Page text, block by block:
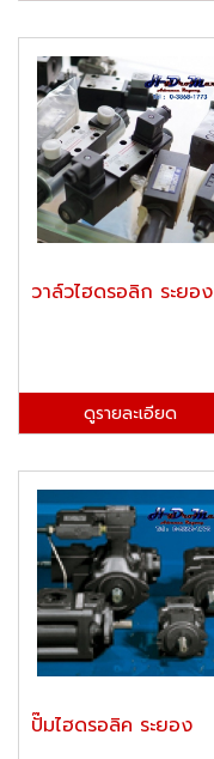
วาล์วไฮดรอลิก ระยอง
ดูรายละเอียด
ปั๊มไฮดรอลิค ระยอง